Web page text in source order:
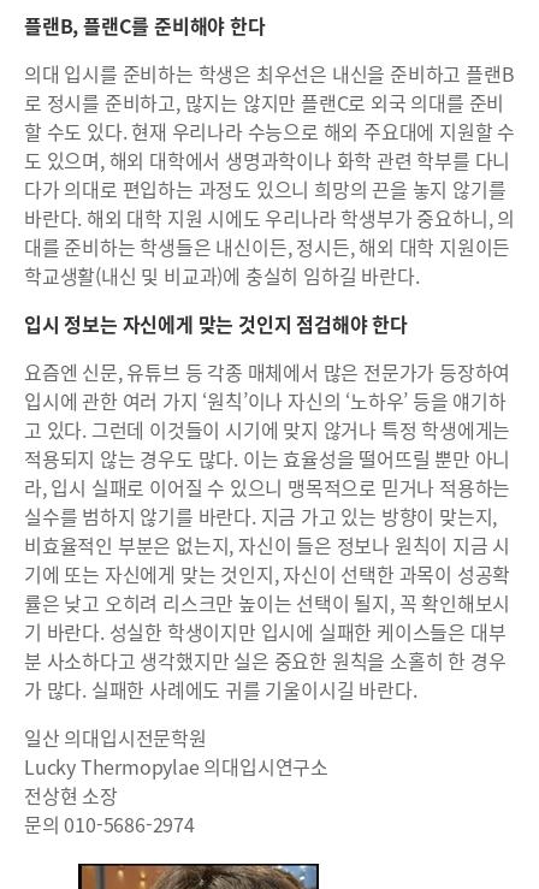
플랜B, 플랜C를 준비해야 한다
의대 입시를 준비하는 학생은 최우선은 내신을 준비하고 플랜B
로 정시를 준비하고, 많지는 않지만 플랜C로 외국 의대를 준비
할 수도 있다. 현재 우리나라 수능으로 해외 주요대에 지원할 수
도 있으며, 해외 대학에서 생명과학이나 화학 관련 학부를 다니
다가 의대로 편입하는 과정도 있으니 희망의 끈을 놓지 않기를
바란다. 해외 대학 지원 시에도 우리나라 학생부가 중요하니, 의
대를 준비하는 학생들은 내신이든, 정시든, 해외 대학 지원이든
학교생활(내신 및 비교과)에 충실히 임하길 바란다.
입시 정보는 자신에게 맞는 것인지 점검해야 한다
요즘엔 신문, 유튜브 등 각종 매체에서 많은 전문가가 등장하여
입시에 관한 여러 가지 ‘원칙’이나 자신의 ‘노하우’ 등을 얘기하
고 있다. 그런데 이것들이 시기에 맞지 않거나 특정 학생에게는
적용되지 않는 경우도 많다. 이는 효율성을 떨어뜨릴 뿐만 아니
라, 입시 실패로 이어질 수 있으니 맹목적으로 믿거나 적용하는
실수를 범하지 않기를 바란다. 지금 가고 있는 방향이 맞는지,
비효율적인 부분은 없는지, 자신이 들은 정보나 원칙이 지금 시
기에 또는 자신에게 맞는 것인지, 자신이 선택한 과목이 성공확
률은 낮고 오히려 리스크만 높이는 선택이 될지, 꼭 확인해보시
기 바란다. 성실한 학생이지만 입시에 실패한 케이스들은 대부
분 사소하다고 생각했지만 실은 중요한 원칙을 소홀히 한 경우
가 많다. 실패한 사례에도 귀를 기울이시길 바란다.
일산 의대입시전문학원
Lucky Thermopylae 의대입시연구소
전상현 소장
문의 010-5686-2974